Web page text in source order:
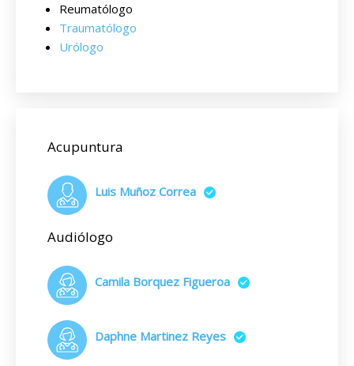
Reumatólogo
Traumatólogo
Urólogo
Acupuntura
Luis Muñoz Correa
Audiólogo
Camila Borquez Figueroa
Daphne Martinez Reyes